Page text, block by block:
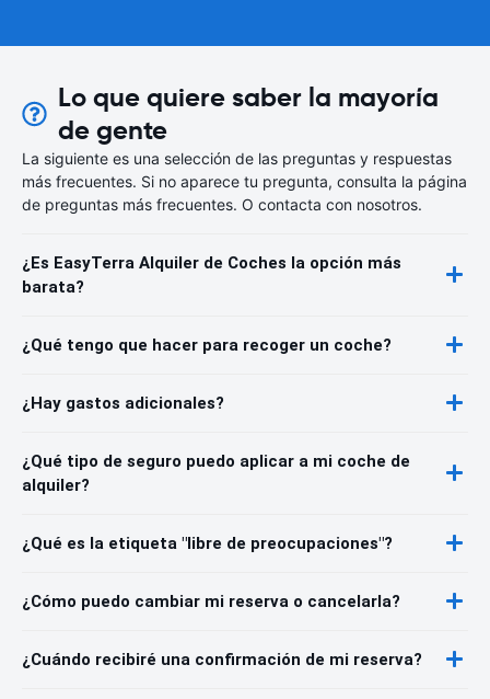
Lo que quiere saber la mayoría
de gente
La siguiente es una selección de las preguntas y respuestas
más frecuentes. Si no aparece tu pregunta, consulta la página
de preguntas más frecuentes. O contacta con nosotros.
¿Es EasyTerra Alquiler de Coches la opción más
barata?
¿Qué tengo que hacer para recoger un coche?
¿Hay gastos adicionales?
¿Qué tipo de seguro puedo aplicar a mi coche de
alquiler?
¿Qué es la etiqueta "libre de preocupaciones"?
¿Cómo puedo cambiar mi reserva o cancelarla?
¿Cuándo recibiré una confirmación de mi reserva?